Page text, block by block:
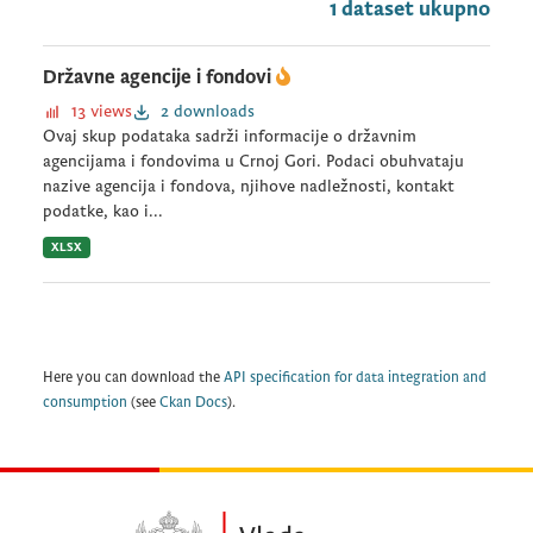
1 dataset ukupno
Državne agencije i fondovi
13 views
2 downloads
Ovaj skup podataka sadrži informacije o državnim
agencijama i fondovima u Crnoj Gori. Podaci obuhvataju
nazive agencija i fondova, njihove nadležnosti, kontakt
podatke, kao i...
XLSX
Here you can download the API specification for data integration and
consumption (see Ckan Docs).